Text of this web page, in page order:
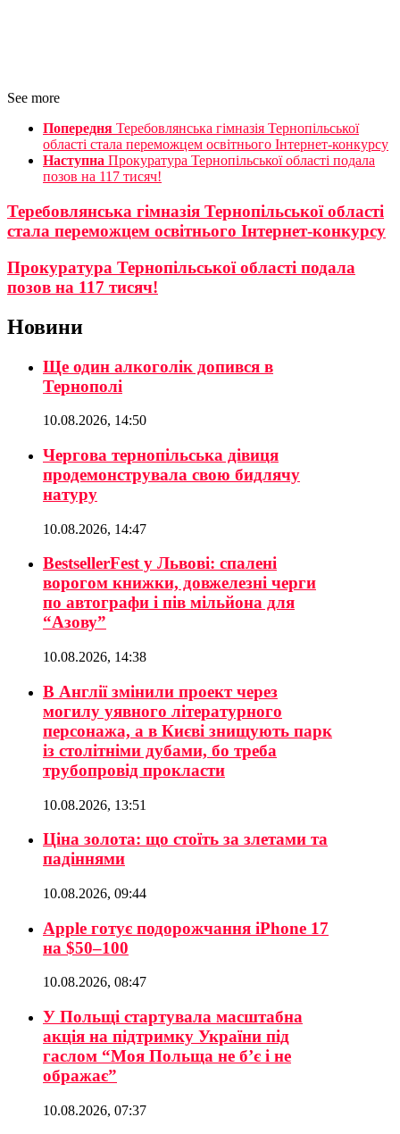
See more
Попередня Теребовлянська гімназія Тернопільської
області стала переможцем освітнього Інтернет-конкурсу
Наступна Прокуратура Тернопільської області подала
позов на 117 тисяч!
Теребовлянська гімназія Тернопільської області
стала переможцем освітнього Інтернет-конкурсу
Прокуратура Тернопільської області подала
позов на 117 тисяч!
Новини
Ще один алкоголік допився в
Тернополі
10.08.2026, 14:50
Чергова тернопільська дівиця
продемонструвала свою бидлячу
натуру
10.08.2026, 14:47
BestsellerFest у Львові: спалені
ворогом книжки, довжелезні черги
по автографи і пів мільйона для
“Азову”
10.08.2026, 14:38
В Англії змінили проект через
могилу уявного літературного
персонажа, а в Києві знищують парк
із столітніми дубами, бо треба
трубопровід прокласти
10.08.2026, 13:51
Ціна золота: що стоїть за злетами та
падіннями
10.08.2026, 09:44
Apple готує подорожчання iPhone 17
на $50–100
10.08.2026, 08:47
У Польщі стартувала масштабна
акція на підтримку України під
гаслом “Моя Польща не б’є і не
ображає”
10.08.2026, 07:37